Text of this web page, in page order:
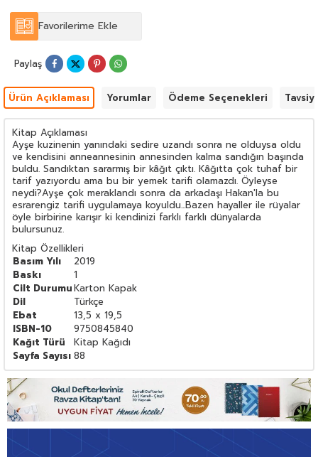
Favorilerime Ekle
Paylaş
Ürün Açıklaması Yorumlar Ödeme Seçenekleri
Kitap Açıklaması
Ayşe kuzinenin yanındaki sedire uzandı sonra ne olduysa oldu
ve kendisini anneannesinin annesinden kalma sandığın başında
buldu. Sandıktan sararmış bir kâğıt çıktı. Kâğıtta çok tuhaf bir
tarif yazıyordu ama bu bir yemek tarifi olamazdı. Öyleyse
neydi?Ayşe çok meraklandı sonra da arkadaşı Hakan'la bu
esrarengiz tarifi uygulamaya koyuldu...Bazen hayaller ile rüyalar
öyle birbirine karışır ki kendinizi farklı farklı dünyalarda
bulursunuz.
Kitap Özellikleri
Basım Yılı
2019
Baskı
1
Cilt DurumuKarton Kapak
Dil
Türkçe
Ebat
13,5 x 19,5
ISBN-10
9750845840
Kağıt Türü
Kitap Kağıdı
Sayfa Sayısı 88